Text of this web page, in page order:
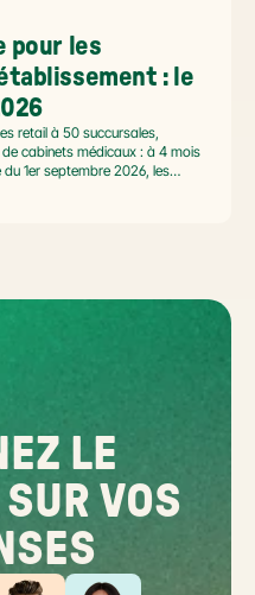
pour les
: le
retail à 50 succursales,
cabinets médicaux : à 4 mois
1er septembre 2026, les
défi spécifique. Ce guide
LE
VOS